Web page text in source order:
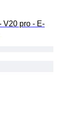
V20 pro - E-